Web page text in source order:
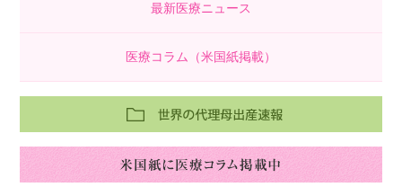
最新医療ニュース
医療コラム（米国紙掲載）